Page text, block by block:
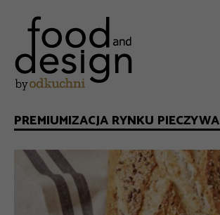
PREMIUMIZACJA RYNKU PIECZYWA